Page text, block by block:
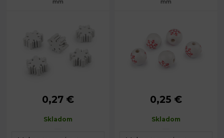
mm
Priemer:
20 mm
0,27 €
Skladom
mm
Priemer:
16 mm
0,25 €
Skladom